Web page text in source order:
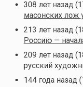
308 лет назад
масонских лож
213 лет назад
Россию —
209 лет назад
русский
144 года назад